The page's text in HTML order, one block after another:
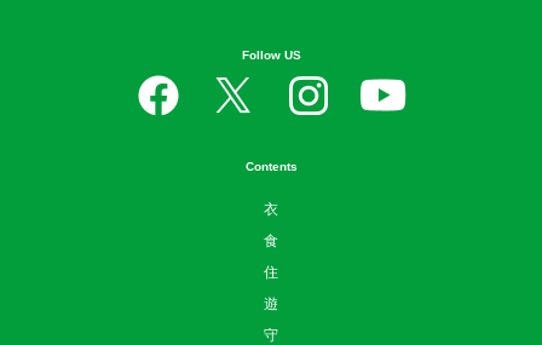
Follow US
Contents
衣
食
住
遊
守